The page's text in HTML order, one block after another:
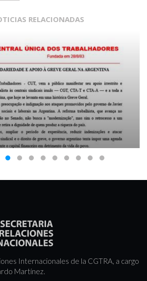
RELACIONADAS
Internacionales de la CGTRA, a cargo
Martínez.